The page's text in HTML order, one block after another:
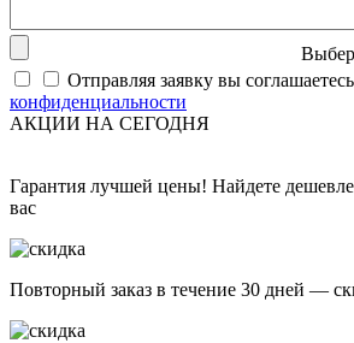
Отправляя заявку вы
конфиденциальности
АКЦИИ НА СЕГОДНЯ
Гарантия лучшей цены! Найдете
вас
Повторный заказ в течение 30 дней —